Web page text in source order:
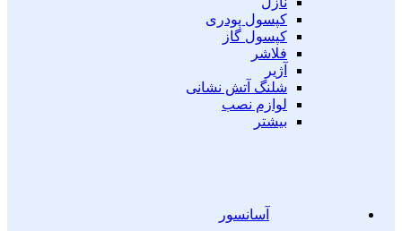
کپسول پودری
کپسول گاز
فلاشر
آژیر
شلنگ آتش نشانی
لوازم نصب
بیشتر
آسانسور